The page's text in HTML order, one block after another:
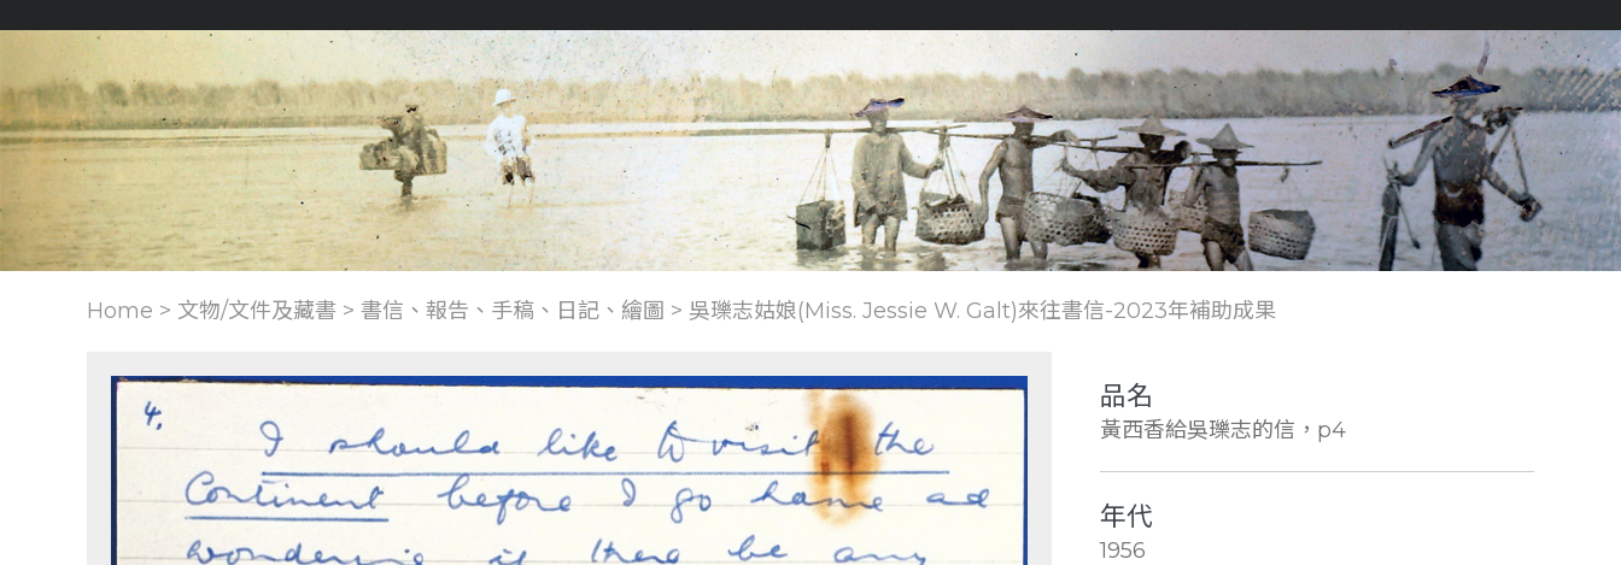
Home > 文物/文件及藏書 > 書信、報告、手稿、日記、繪圖 > 吳瓅志姑娘(Miss. Jessie W. Galt)來往書信-2023年補助成果
品名
黃西香給吳瓅志的信，p4
年代
1956